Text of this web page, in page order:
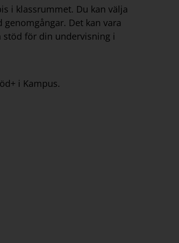
i klassrummet. Du kan välja
Det kan vara
för din undervisning i
i Kampus.